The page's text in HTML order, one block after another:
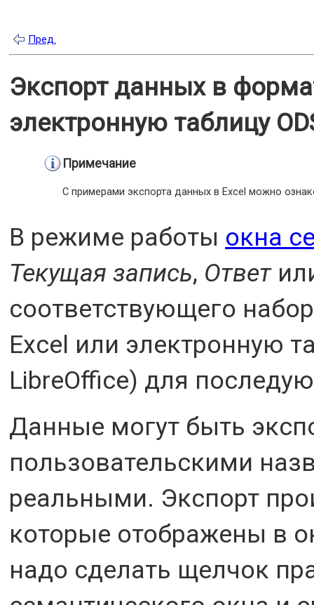
Пред.
Экспорт данных в
электронную таблицу
Примечание
С примерами экспорта данных в Excel можно
В режиме работы окна
Текущая запись, Ответ
соответствующего
Excel или электронную
LibreOffice) для
Данные могут быть
пользовательскими
реальными. Экспорт
которые отображены в
надо сделать щелчок